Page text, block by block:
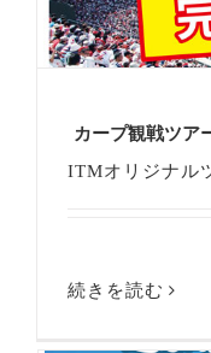
カープ観戦ツア
ITMオリジナル
続きを読む